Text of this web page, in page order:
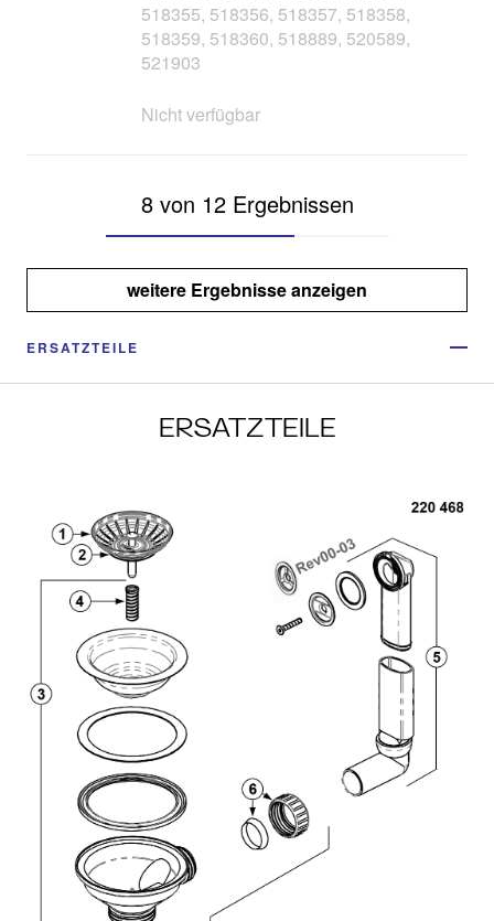
518355, 518356, 518357, 518358,
518359, 518360, 518889, 520589,
521903
Nicht verfügbar
8 von 12 Ergebnissen
weitere Ergebnisse anzeigen
ERSATZTEILE
ERSATZTEILE